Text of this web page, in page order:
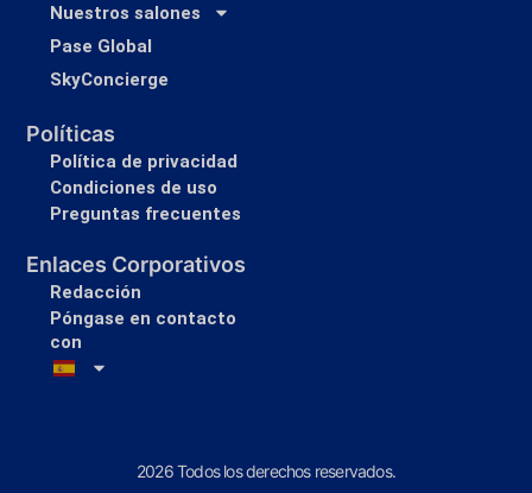
Nuestros salones
Pase Global
SkyConcierge
Políticas
Política de privacidad
Condiciones de uso
Preguntas frecuentes
Enlaces Corporativos
Redacción
Póngase en contacto
con
2026 Todos los derechos reservados.